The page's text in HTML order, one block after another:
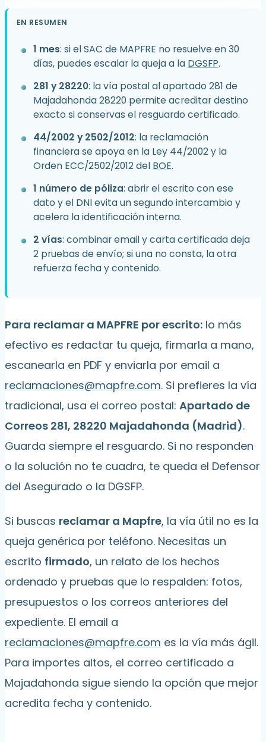
EN RESUMEN
1 mes: si el SAC de MAPFRE no resuelve en 30
días, puedes escalar la queja a la DGSFP.
281 y 28220: la vía postal al apartado 281 de
Majadahonda 28220 permite acreditar destino
exacto si conservas el resguardo certificado.
44/2002 y 2502/2012: la reclamación
financiera se apoya en la Ley 44/2002 y la
Orden ECC/2502/2012 del BOE.
1 número de póliza: abrir el escrito con ese
dato y el DNI evita un segundo intercambio y
acelera la identificación interna.
2 vías: combinar email y carta certificada deja
2 pruebas de envío; si una no consta, la otra
refuerza fecha y contenido.
Para reclamar a MAPFRE por escrito: lo más
efectivo es redactar tu queja, firmarla a mano,
escanearla en PDF y enviarla por email a
reclamaciones@mapfre.com. Si prefieres la vía
tradicional, usa el correo postal: Apartado de
Correos 281, 28220 Majadahonda (Madrid).
Guarda siempre el resguardo. Si no responden
o la solución no te cuadra, te queda el Defensor
del Asegurado o la DGSFP.
Si buscas reclamar a Mapfre, la vía útil no es la
queja genérica por teléfono. Necesitas un
escrito firmado, un relato de los hechos
ordenado y pruebas que lo respalden: fotos,
presupuestos o los correos anteriores del
expediente. El email a
reclamaciones@mapfre.com es la vía más ágil.
Para importes altos, el correo certificado a
Majadahonda sigue siendo la opción que mejor
acredita fecha y contenido.